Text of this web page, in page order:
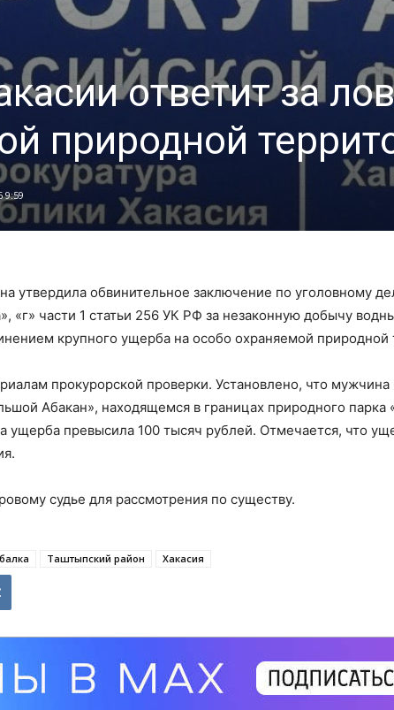
ответит за
природной
9:59
утвердила обвинительное заключение по уголовному
«г» части 1 статьи 256 УК РФ за незаконную добычу
крупного ущерба на особо охраняемой природной
прокурорской проверки. Установлено, что мужчина
Абакан», находящемся в границах природного парка
превысила 100 тысяч рублей. Отмечается, что
судье для рассмотрения по существу.
Таштыпский район Хакасия